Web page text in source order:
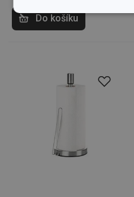
Do košíkuZákladní
(funkční) cookies
Marketingové
cookies